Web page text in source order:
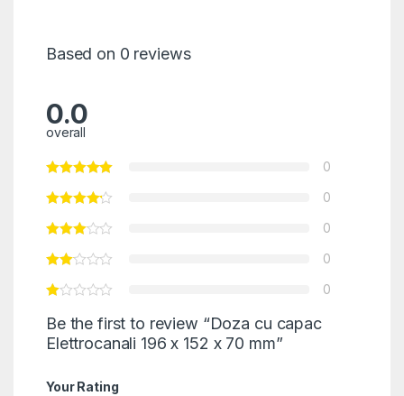
Based on 0 reviews
0.0
overall
0
0
0
0
0
Be the first to review “Doza cu capac
Elettrocanali 196 x 152 x 70 mm”
Your Rating